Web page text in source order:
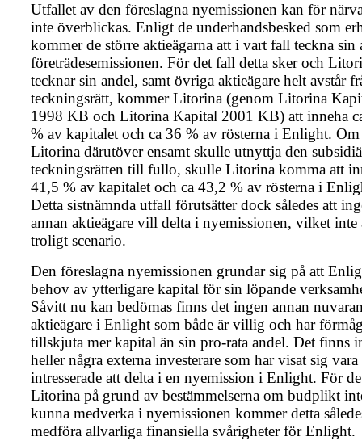
Utfallet av den föreslagna nyemissionen kan för
inte överblickas. Enligt de underhandsbesked som
kommer de större aktieägarna att i vart fall teckna sin
företrädesemissionen. För det fall detta sker och
tecknar sin andel, samt övriga aktieägare helt avstår
teckningsrätt, kommer Litorina (genom Litorina
1998 KB och Litorina Kapital 2001 KB) att inneha
% av kapitalet och ca 36 % av rösterna i Enlight. Om
Litorina därutöver ensamt skulle utnyttja den
teckningsrätten till fullo, skulle Litorina komma att
41,5 % av kapitalet och ca 43,2 % av rösterna i
Detta sistnämnda utfall förutsätter dock således att
annan aktieägare vill delta i nyemissionen, vilket inte
troligt scenario.
Den föreslagna nyemissionen grundar sig på att
behov av ytterligare kapital för sin löpande
Såvitt nu kan bedömas finns det ingen annan
aktieägare i Enlight som både är villig och har
tillskjuta mer kapital än sin pro-rata andel. Det finns
heller några externa investerare som har visat sig vara
intresserade att delta i en nyemission i Enlight. För
Litorina på grund av bestämmelserna om budplikt
kunna medverka i nyemissionen kommer detta
medföra allvarliga finansiella svårigheter för Enlight.